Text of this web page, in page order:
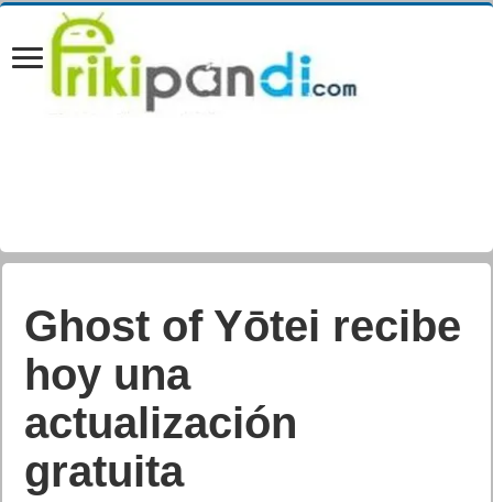
Ghost of Yōtei recibe
hoy una
actualización
gratuita